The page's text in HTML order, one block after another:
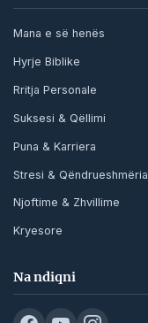
Mana e së henës
Hyrje Biblike
Rritja Personale
Suksesi & Qëllimi
Puna & Karriera
Stresi & Qëndrueshmëria
Njoftime & Zhvillime
Kryesore
Na ndiqni